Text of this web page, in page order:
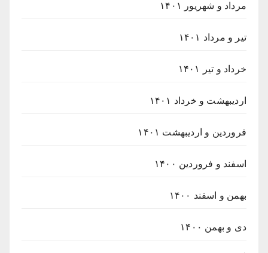
مرداد و شهریور ۱۴۰۱
تیر و مرداد ۱۴۰۱
خرداد و تیر ۱۴۰۱
اردیبهشت و خرداد ۱۴۰۱
فروردین و اردیبهشت ۱۴۰۱
اسفند و فروردین ۱۴۰۰
بهمن و اسفند ۱۴۰۰
دی و بهمن ۱۴۰۰